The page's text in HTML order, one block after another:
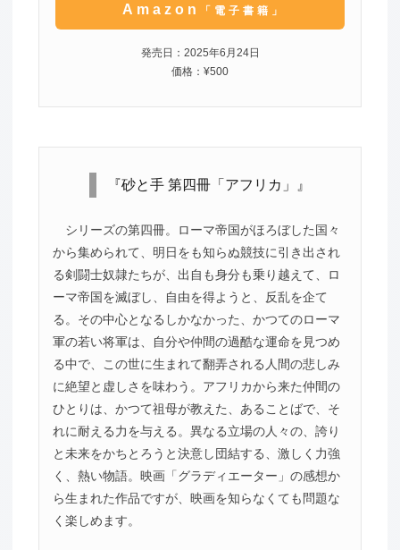
Amazon 「電子書籍」
発売日：2025年6月24日
価格：¥500
『砂と手 第四冊「アフリカ」』
シリーズの第四冊。ローマ帝国がほろぼした国々
から集められて、明日をも知らぬ競技に引き出され
る剣闘士奴隷たちが、出自も身分も乗り越えて、ロ
ーマ帝国を滅ぼし、自由を得ようと、反乱を企て
る。その中心となるしかなかった、かつてのローマ
軍の若い将軍は、自分や仲間の過酷な運命を見つめ
る中で、この世に生まれて翻弄される人間の悲しみ
に絶望と虚しさを味わう。アフリカから来た仲間の
ひとりは、かつて祖母が教えた、あることばで、そ
れに耐える力を与える。異なる立場の人々の、誇り
と未来をかちとろうと決意し団結する、激しく力強
く、熱い物語。映画「グラディエーター」の感想か
ら生まれた作品ですが、映画を知らなくても問題な
く楽しめます。